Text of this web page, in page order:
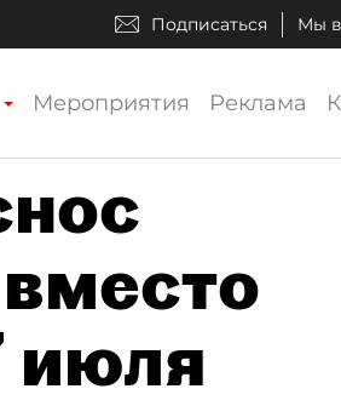
Подписаться Мы в
Мероприятия Реклама
июля